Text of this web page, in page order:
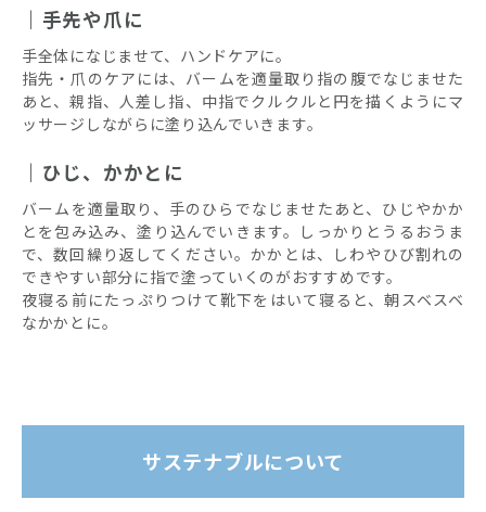
手先や爪に
手全体になじませて、ハンドケアに。
指先・爪のケアには、バームを適量取り指の腹でなじませた
あと、親指、人差し指、中指でクルクルと円を描くようにマ
ッサージしながらに塗り込んでいきます。
ひじ、かかとに
バームを適量取り、手のひらでなじませたあと、ひじやかか
とを包み込み、塗り込んでいきます。しっかりとうるおうま
で、数回繰り返してください。かかとは、しわやひび割れの
できやすい部分に指で塗っていくのがおすすめです。
夜寝る前にたっぷりつけて靴下をはいて寝ると、朝スベスベ
なかかとに。
サステナブルについて